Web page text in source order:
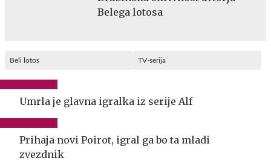
Belega lotosa
Beli lotos TV-serija
Umrla je glavna igralka iz serije Alf
Prihaja novi Poirot, igral ga bo ta mladi
zvezdnik